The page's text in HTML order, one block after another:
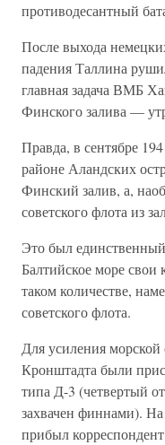
противодесантный
После выхода
падения Таллина
главная задача ВМБ
Финского залива —
Правда, в сентябре
районе Аландских
Финский залив, а,
советского флота из
Это был
Балтийское море
таком количестве,
советского флота.
Для усиления
Кронштадта были
типа Д-3 (четвертый
захвачен финнами).
прибыл